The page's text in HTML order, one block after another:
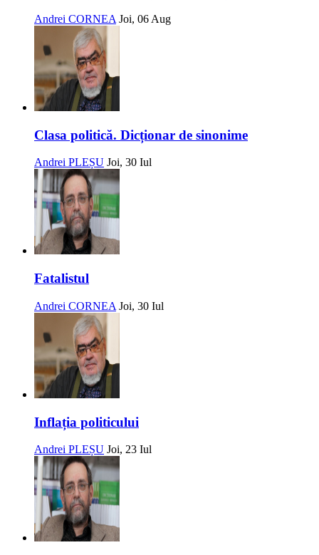
Andrei CORNEA Joi, 06 Aug
Clasa politică. Dicționar de sinonime
Andrei PLEȘU Joi, 30 Iul
Fatalistul
Andrei CORNEA Joi, 30 Iul
Inflația politicului
Andrei PLEȘU Joi, 23 Iul